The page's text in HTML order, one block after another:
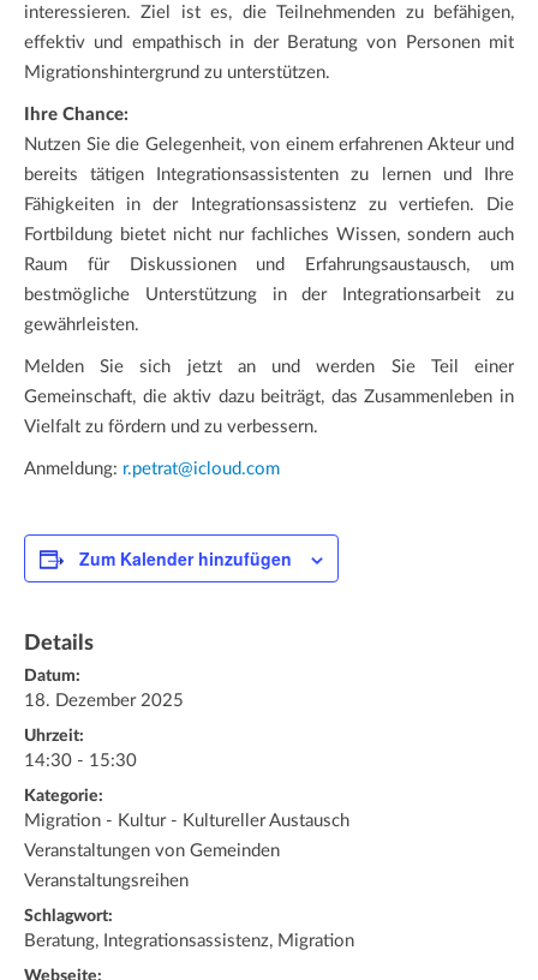
interessieren. Ziel ist es, die Teilnehmenden zu befähigen,
effektiv und empathisch in der Beratung von Personen mit
Migrationshintergrund zu unterstützen.
Ihre Chance:
Nutzen Sie die Gelegenheit, von einem erfahrenen Akteur und
bereits tätigen Integrationsassistenten zu lernen und Ihre
Fähigkeiten in der Integrationsassistenz zu vertiefen. Die
Fortbildung bietet nicht nur fachliches Wissen, sondern auch
Raum für Diskussionen und Erfahrungsaustausch, um
bestmögliche Unterstützung in der Integrationsarbeit zu
gewährleisten.
Melden Sie sich jetzt an und werden Sie Teil einer
Gemeinschaft, die aktiv dazu beiträgt, das Zusammenleben in
Vielfalt zu fördern und zu verbessern.
Anmeldung: r.petrat@icloud.com
Zum Kalender hinzufügen
Details
Datum:
18. Dezember 2025
Uhrzeit:
14:30 - 15:30
Kategorie:
Migration - Kultur - Kultureller Austausch
Veranstaltungen von Gemeinden
Veranstaltungsreihen
Schlagwort:
Beratung, Integrationsassistenz, Migration
Webseite: